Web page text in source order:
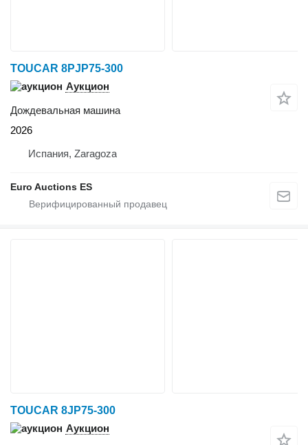
TOUCAR 8PJP75-300
Аукцион
Дождевальная машина
2026
Испания, Zaragoza
Euro Auctions ES
TOUCAR 8JP75-300
Аукцион